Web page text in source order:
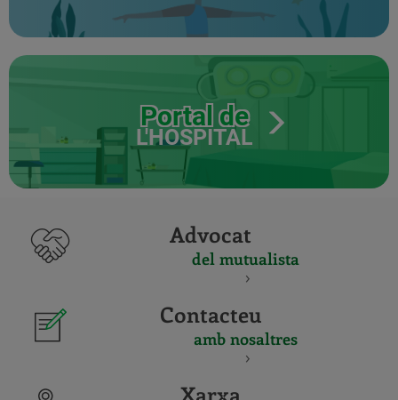
Portal de
L'HOSPITAL
Advocat
del mutualista
Contacteu
amb nosaltres
Xarxa